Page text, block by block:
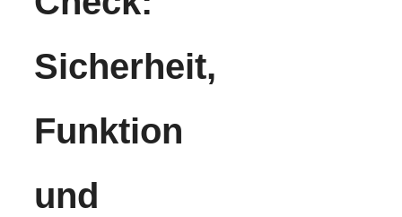
Sicherheit,
Funktion
und